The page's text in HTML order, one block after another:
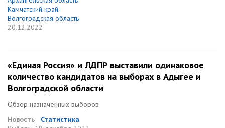
Камчатский край
Волгоградская область
20.12.2022
«Единая Россия» и ЛДПР выставили одинаковое
количество кандидатов на выборах в Адыгее и
Волгоградской области
Обзор назначенных выборов
Новость
Статистика